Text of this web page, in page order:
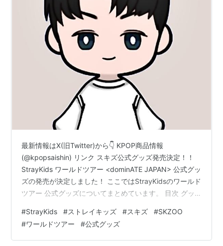
最新情報はX(旧Twitter)から👇 KPOP商品情報
(@kpopsaishin) リンク スキズ公式グッズ発売決定！！
StrayKids ワールドツアー <dominATE JAPAN> 公式グッ
ズの発売が決定しました！ ここではStrayKidsのワールド
ツアー 公式グッズについてまとめています。 目次 グッ
Lite｣を紹介！ ｢TikTok Lite｣はTikTokより容量が小さく、
データ通信量も少ないため、スマホの容量が少ない方や
データ通信料を節約したい方にオススメのアプリです。
#StrayKids #ストレイキッズ #スキズ #SKZOO
#ワールドツアー #公式グッズ